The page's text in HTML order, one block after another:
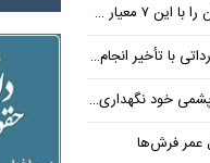
انتخاب کنید
تأخیر انجام می‌شود؟
خود نگهداری کنیم؟
عمر فرش‌ها